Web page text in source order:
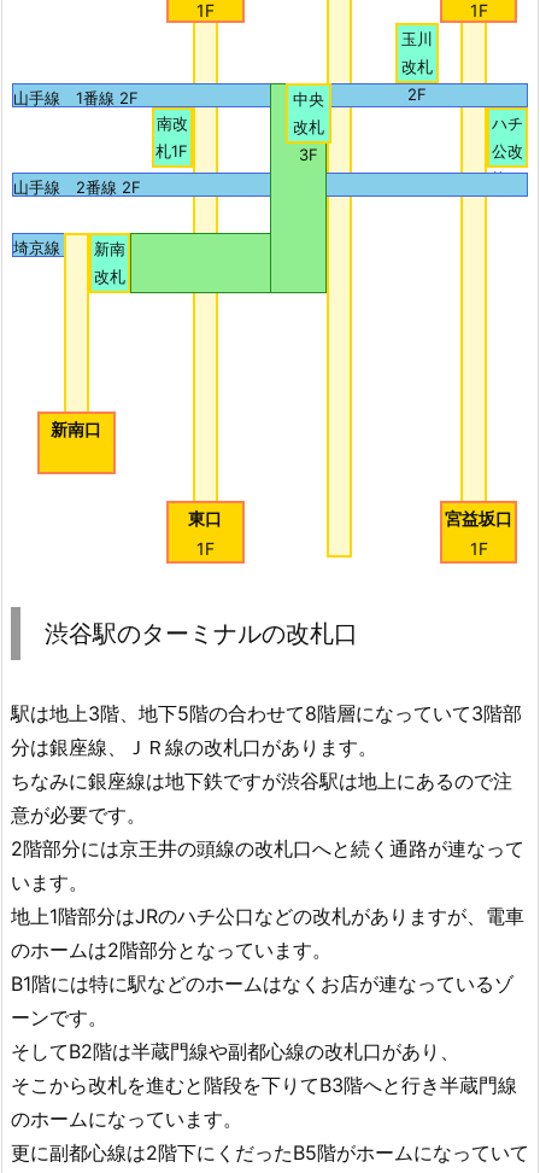
山手線 1番線 2F
山手線 2番線 2F
埼京線 3・4番線
新南口
東口
1F
1F 1F
宮益坂口
1F
新南
改札
南改
札1F
中央
改札
3F
玉川
改札
2F
ハチ
公改
札1F
渋谷駅のターミナルの改札口
駅は地上3階、地下5階の合わせて8階層になっていて3階部
分は銀座線、ＪＲ線の改札口があります。
ちなみに銀座線は地下鉄ですが渋谷駅は地上にあるので注
意が必要です。
2階部分には京王井の頭線の改札口へと続く通路が連なって
います。
地上1階部分はJRのハチ公口などの改札がありますが、電車
のホームは2階部分となっています。
B1階には特に駅などのホームはなくお店が連なっているゾ
ーンです。
そしてB2階は半蔵門線や副都心線の改札口があり、
そこから改札を進むと階段を下りてB3階へと行き半蔵門線
のホームになっています。
更に副都心線は2階下にくだったB5階がホームになっていて